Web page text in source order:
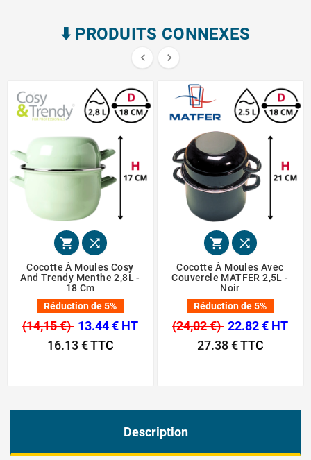
⬇️​ PRODUITS CONNEXES
 
 
Cocotte À Moules Cosy
And Trendy Menthe 2,8L -
18 Cm
Réduction de 5%
(14,15 €) 13.44 € HT
16.13 €TTC
 
Cocotte À Moules Avec
Couvercle MATFER 2,5L -
Noir
Réduction de 5%
(24,02 €) 22.82 € HT
27.38 €TTC
Description